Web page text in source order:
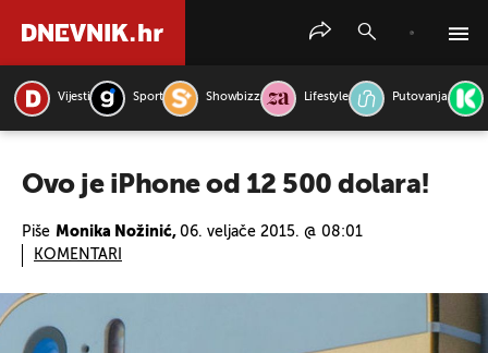
Vijesti Sport Showbizz Lifestyle Putovanja
Ovo je iPhone od 12 500 dolara!
Piše Monika Nožinić, 06. veljače 2015. @ 08:01
KOMENTARI
PRETRAŽITE VIJESTI